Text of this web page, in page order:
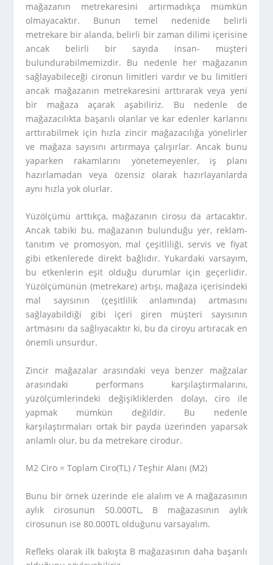
mağazanın metrekaresini artırmadıkça mümkün
olmayacaktır. Bunun temel nedenide belirli
metrekare bir alanda, belirli bir zaman dilimi içerisine
ancak belirli bir sayıda insan- müşteri
bulundurabilmemizdir. Bu nedenle her mağazanın
sağlayabileceği cironun limitleri vardır ve bu limitleri
ancak mağazanın metrekaresini arttırarak veya yeni
bir mağaza açarak aşabiliriz. Bu nedenle de
mağazacılıkta başarılı olanlar ve kar edenler karlarını
arttırabilmek için hızla zincir mağazacılığa yönelirler
ve mağaza sayısını artırmaya çalışırlar. Ancak bunu
yaparken rakamlarını yönetemeyenler, iş planı
hazırlamadan veya özensiz olarak hazırlayanlarda
aynı hızla yok olurlar.
Yüzölçümü arttıkça, mağazanın cirosu da artacaktır.
Ancak tabiki bu, mağazanın bulunduğu yer, reklam-
tanıtım ve promosyon, mal çeşitliliği, servis ve fiyat
gibi etkenlerede direkt bağlıdır. Yukardaki varsayım,
bu etkenlerin eşit olduğu durumlar için geçerlidir.
Yüzölçümünün (metrekare) artışı, mağaza içerisindeki
mal sayısının (çeşitlilik anlamında) artmasını
sağlayabildiği gibi içeri giren müşteri sayısının
artmasını da sağlıyacaktır ki, bu da ciroyu artıracak en
önemli unsurdur.
Zincir mağazalar arasındaki veya benzer mağzalar
arasındaki performans karşılaştırmalarını,
yüzölçümlerindeki değişikliklerden dolayı, ciro ile
yapmak mümkün değildir. Bu nedenle
karşılaştırmaları ortak bir payda üzerinden yaparsak
anlamlı olur, bu da metrekare cirodur.
M2 Ciro = Toplam Ciro(TL) / Teşhir Alanı (M2)
Bunu bir örnek üzerinde ele alalım ve A mağazasının
aylık cirosunun 50.000TL, B mağazasının aylık
cirosunun ise 80.000TL olduğunu varsayalım.
Refleks olarak ilk bakışta B mağazasının daha başarılı